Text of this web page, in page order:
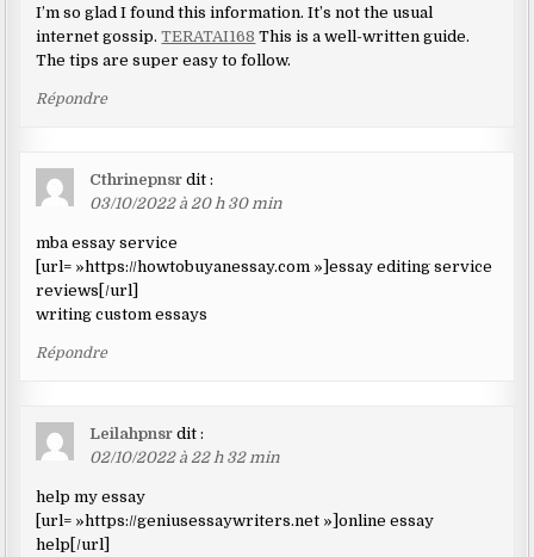
I’m so glad I found this information. It’s not the usual
internet gossip.TERATAI168 This is a well-written guide.
The tips are super easy to follow.
Répondre
Cthrinepnsr dit :
03/10/2022 à 20 h 30 min
mba essay service
[url= »https://howtobuyanessay.com »]essay editing service
reviews[/url]
writing custom essays
Répondre
Leilahpnsr dit :
02/10/2022 à 22 h 32 min
help my essay
[url= »https://geniusessaywriters.net »]online essay
help[/url]